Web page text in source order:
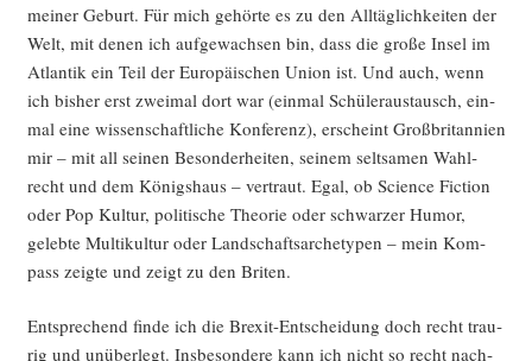
mei­ner Geburt. Für mich gehör­te es zu den All­täg­lich­kei­ten der
Welt, mit denen ich auf­ge­wach­sen bin, dass die gro­ße Insel im
Atlan­tik ein Teil der Euro­päi­schen Uni­on ist. Und auch, wenn
ich bis­her erst zwei­mal dort war (ein­mal Schü­ler­aus­tausch, ein­
mal eine wis­sen­schaft­li­che Kon­fe­renz), erscheint Groß­bri­tan­ni­en
mir – mit all sei­nen Beson­der­hei­ten, sei­nem selt­sa­men Wahl­
recht und dem Königs­haus – ver­traut. Egal, ob Sci­ence Fic­tion
oder Pop Kul­tur, poli­ti­sche Theo­rie oder schwar­zer Humor,
geleb­te Mul­ti­kul­tur oder Land­schafts­ar­che­ty­pen – mein Kom­
pass zeig­te und zeigt zu den Briten.
Ent­spre­chend fin­de ich die Brexit-Ent­schei­dung doch recht trau­
rig und unüber­legt. Ins­be­son­de­re kann ich nicht so recht nach­